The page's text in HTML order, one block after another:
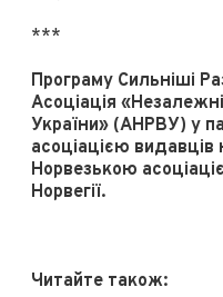
***
Програму Сильніші
Асоціація
України» (АНРВУ) у
асоціацією видавців
Норвезькою
Норвегії.
Читайте також: